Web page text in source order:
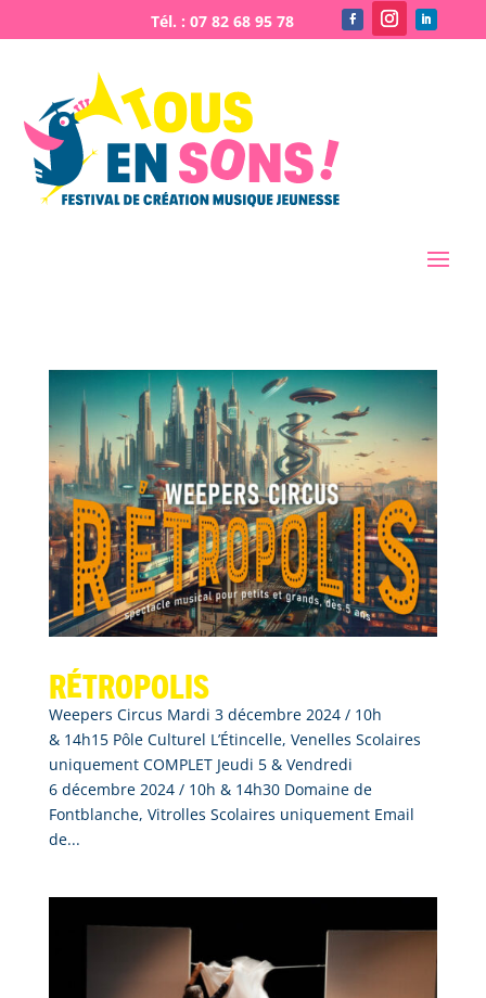
Rétropolis
Weepers Circus Mardi 3 décembre 2024 / 10h
& 14h15 Pôle Culturel L’Étincelle, Venelles Scolaires
uniquement COMPLET Jeudi 5 & Vendredi
6 décembre 2024 / 10h & 14h30 Domaine de
Fontblanche, Vitrolles Scolaires uniquement Email
de...